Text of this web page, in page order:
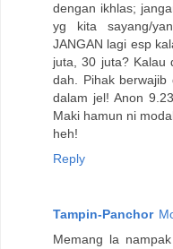
dengan ikhlas;
yg kita sayang/
JANGAN lagi esp
juta, 30 juta? Kalau
dah. Pihak
dalam jel! Anon
Maki hamun ni
heh!
Reply
Tampin-Panchor
Memang la